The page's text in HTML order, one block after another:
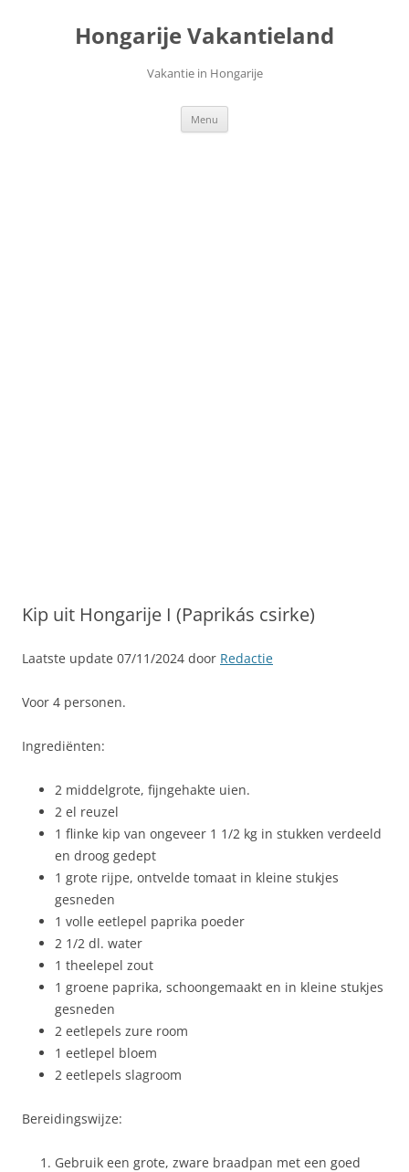
Hongarije Vakantieland
Vakantie in Hongarije
Menu
Kip uit Hongarije I (Paprikás csirke)
Laatste update 07/11/2024 door Redactie
Voor 4 personen.
Ingrediënten:
2 middelgrote, fijngehakte uien.
2 el reuzel
1 flinke kip van ongeveer 1 1/2 kg in stukken verdeeld
en droog gedept
1 grote rijpe, ontvelde tomaat in kleine stukjes
gesneden
1 volle eetlepel paprika poeder
2 1/2 dl. water
1 theelepel zout
1 groene paprika, schoongemaakt en in kleine stukjes
gesneden
2 eetlepels zure room
1 eetlepel bloem
2 eetlepels slagroom
Bereidingswijze:
Gebruik een grote, zware braadpan met een goed